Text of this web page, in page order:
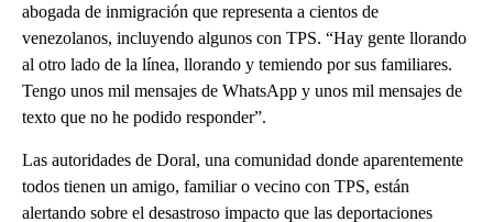
abogada de inmigración que representa a cientos de
venezolanos, incluyendo algunos con TPS. “Hay gente llorando
al otro lado de la línea, llorando y temiendo por sus familiares.
Tengo unos mil mensajes de WhatsApp y unos mil mensajes de
texto que no he podido responder”.
Las autoridades de Doral, una comunidad donde aparentemente
todos tienen un amigo, familiar o vecino con TPS, están
alertando sobre el desastroso impacto que las deportaciones